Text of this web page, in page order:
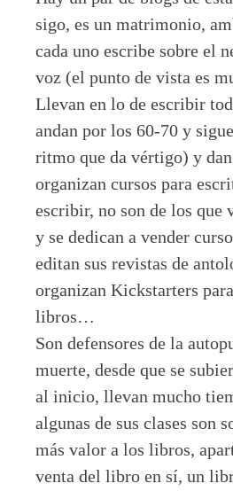
sigo, es un matrimonio,
cada uno escribe sobre el
voz (el punto de vista es
Llevan en lo de escribir
andan por los 60-70 y
ritmo que da vértigo) y
organizan cursos para
escribir, no son de los que
y se dedican a vender
editan sus revistas de
organizan Kickstarters
libros…
Son defensores de la
muerte, desde que se
al inicio, llevan mucho
algunas de sus clases son
más valor a los libros,
venta del libro en sí, un